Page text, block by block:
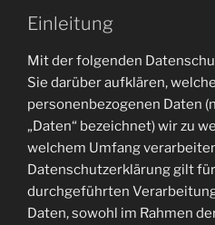
Einleitung
Mit der folgenden
Sie darüber aufklären,
personenbezogenen Daten
„Daten“ bezeichnet) wir zu
welchem Umfang
Datenschutzerklärung gilt
durchgeführten
Daten, sowohl im Rahmen